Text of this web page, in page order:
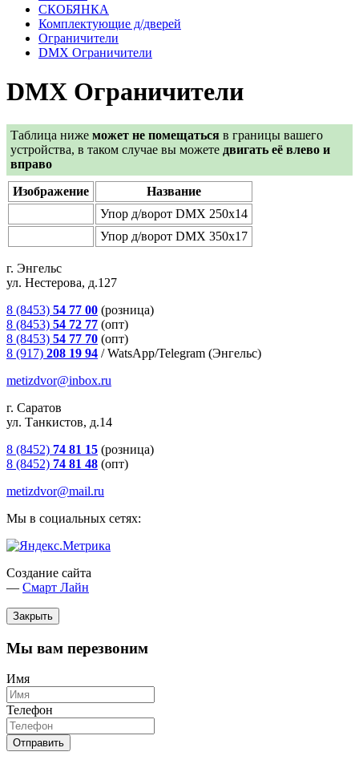
СКОБЯНКА
Комплектующие д/дверей
Ограничители
DMX Ограничители
DMX Ограничители
Таблица ниже может не помещаться в границы вашего
устройства, в таком случае вы можете двигать её влево и
вправо
Изображение
Название
Упор д/ворот DMX 250х14
Упор д/ворот DMX 350х17
г. Энгельс
ул. Нестерова, д.127
8 (8453) 54 77 00 (розница)
8 (8453) 54 72 77 (опт)
8 (8453) 54 77 70 (опт)
8 (917) 208 19 94 /WatsApp/Telegram (Энгельс)
metizdvor@inbox.ru
г. Саратов
ул. Танкистов, д.14
8 (8452) 74 81 15 (розница)
8 (8452) 74 81 48 (опт)
metizdvor@mail.ru
Мы в социальных сетях:
Создание сайта
— Смарт Лайн
Закрыть
Мы вам перезвоним
Имя
Телефон
Отправить